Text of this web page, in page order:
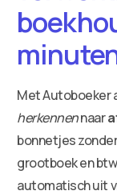
Met Autoboeker
herkennennaar
bonnetjes
grootboek en
automatisch uit